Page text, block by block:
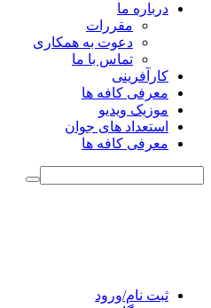
درباره ما
مقررات
دعوت به همکاری
تماس با ما
کارآفرینی
معرفی کافه ها
موزیک ویدیو
استعداد های جوان
معرفی کافه ها
ثبت نام/ورود